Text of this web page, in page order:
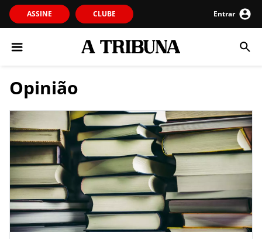
ASSINE CLUBE Entrar
Opinião